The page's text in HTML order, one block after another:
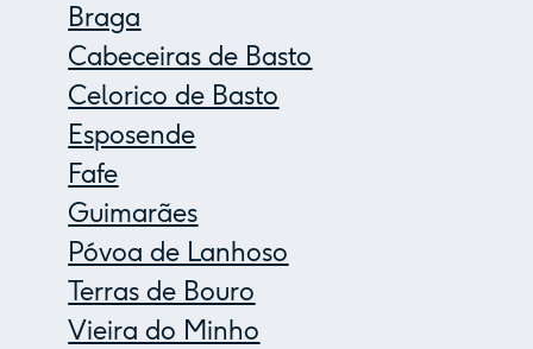
Braga
Cabeceiras de Basto
Celorico de Basto
Esposende
Fafe
Guimarães
Póvoa de Lanhoso
Terras de Bouro
Vieira do Minho